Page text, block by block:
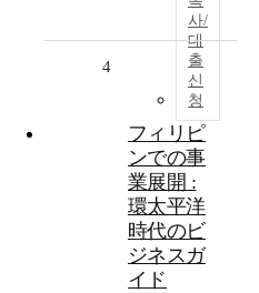
사/
대
출
신
청
4
フィリピ
ンでの事
業展開 :
環太平洋
時代のビ
ジネスガ
イド